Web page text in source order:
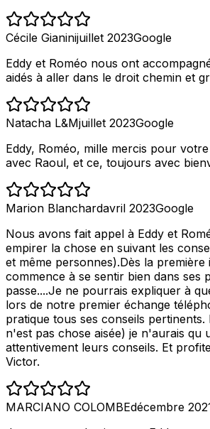
Cécile Gianinijuillet 2023Google
Eddy et Roméo nous ont
aidés à aller dans le droit chemin et
Natacha L&Mjuillet 2023Google
Eddy, Roméo, mille mercis pour
avec Raoul, et ce, toujours avec
Marion Blanchardavril 2023Google
Nous avons fait appel à Eddy et
empirer la chose en suivant les
et même personnes).Dès la
commence à se sentir bien dans ses
passe....Je ne pourrais expliquer à
lors de notre premier échange
pratique tous ses conseils
n'est pas chose aisée) je n'aurais
attentivement leurs conseils. Et
Victor.
MARCIANO COLOMBEdécembre